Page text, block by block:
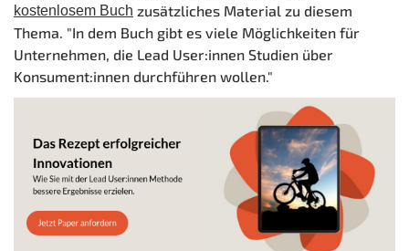
kostenlosem Buch zusätzliches Material zu diesem
Thema. "In dem Buch gibt es viele Möglichkeiten für
Unternehmen, die Lead User:innen Studien über
Konsument:innen durchführen wollen."